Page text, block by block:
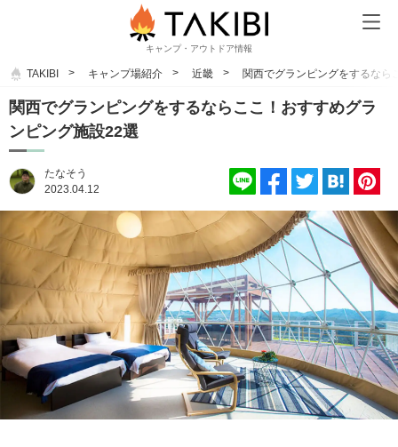
キャンプ・アウトドア情報
TAKIBI キャンプ場紹介 近畿 関西でグランピングをするなら
関西でグランピングをするならここ！おすすめグラ
ンピング施設22選
たなそう
2023.04.12